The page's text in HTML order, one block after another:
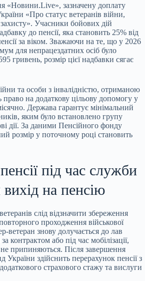
«Новини.Live», зазначену доплату
«Про статус ветеранів війни,
захисту». Учасники бойових дій
до пенсії, яка становить 25% від
за віком. Зважаючи на те, що у 2026
для непрацездатних осіб було
гривень, розмір цієї надбавки сягає
та особи з інвалідністю, отриманою
на додаткову цільову допомогу у
Держава гарантує мінімальний
яким було встановлено групу
дії. За даними Пенсійного фонду
розмір у поточному році становить
під час служби
вихід на пенсію
слід відзначити збереження
проходження військової
ветеран знову долучається до лав
контрактом або під час мобілізації,
припиняються. Після завершення
здійснить перерахунок пенсії з
страхового стажу та вислуги